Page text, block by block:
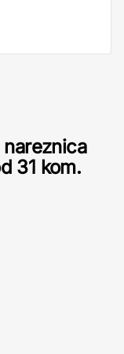
31 kom.